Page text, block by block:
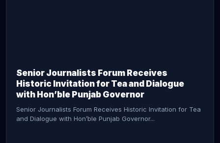
Senior Journalists Forum Receives
Historic Invitation for Tea and Dialogue
with Hon’ble Punjab Governor
Senior Journalists Forum Receives Historic Invitation for Tea
and Dialogue with Hon’ble Punjab Governor...